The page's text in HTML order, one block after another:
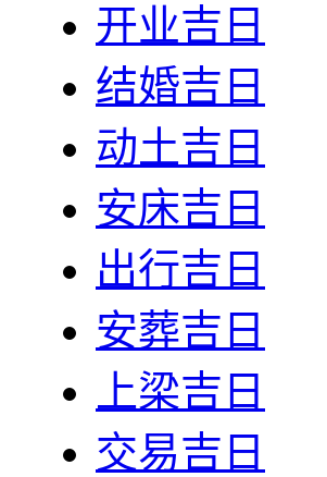
开业吉日
结婚吉日
动土吉日
安床吉日
出行吉日
安葬吉日
上梁吉日
交易吉日